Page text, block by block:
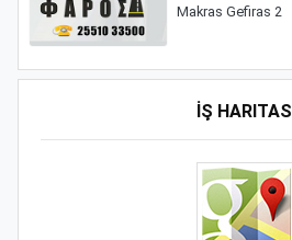
Makras Gefiras 2
İŞ HARITASI